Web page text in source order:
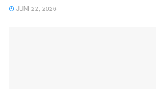
JUNI 22, 2026